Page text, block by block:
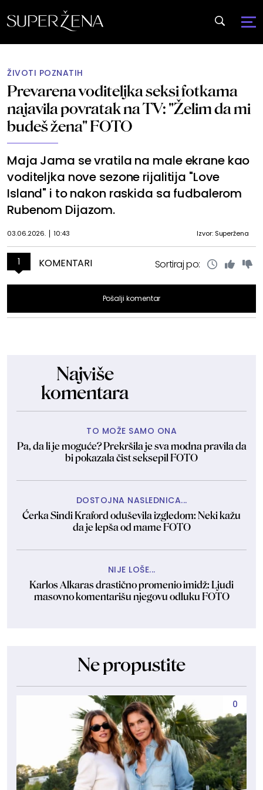
ŽIVOTI POZNATIH
Prevarena voditeljka seksi fotkama
najavila povratak na TV: "Želim da mi
budeš žena" FOTO
Maja Jama se vratila na male ekrane kao
voditeljka nove sezone rijalitija "Love
Island" i to nakon raskida sa fudbalerom
Rubenom Dijazom.
03.06.2026. 10:43 Izvor: Superžena
1 KOMENTARI Sortiraj po:
Pošalji komentar
Najviše
komentara
TO MOŽE SAMO ONA
Pa, da li je moguće? Prekršila je sva modna pravila da
bi pokazala čist seksepil FOTO
DOSTOJNA NASLEDNICA...
Ćerka Sindi Kraford oduševila izgledom: Neki kažu
da je lepša od mame FOTO
NIJE LOŠE...
Karlos Alkaras drastično promenio imidž: Ljudi
masovno komentarišu njegovu odluku FOTO
Ne propustite
0